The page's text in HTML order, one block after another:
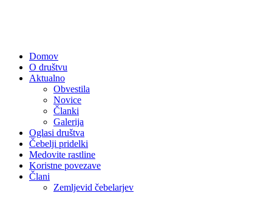
Domov
O društvu
Aktualno
Obvestila
Novice
Članki
Galerija
Oglasi društva
Čebelji pridelki
Medovite rastline
Koristne povezave
Člani
Zemljevid čebelarjev